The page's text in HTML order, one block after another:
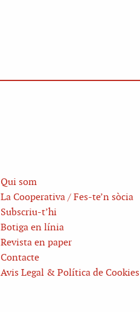
Qui som
La Cooperativa / Fes-te’n sòcia
Subscriu-t’hi
Botiga en línia
Revista en paper
Contacte
Avis Legal & Política de Cookies